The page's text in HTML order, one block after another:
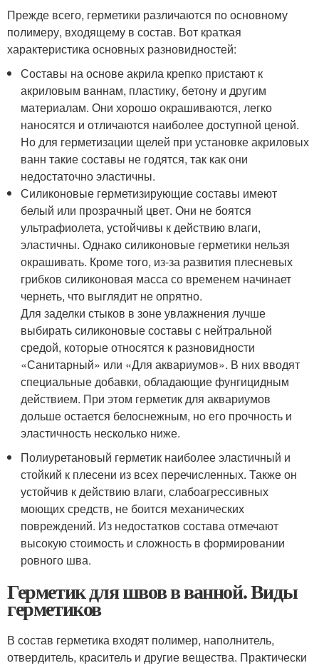
Прежде всего, герметики различаются по основному
полимеру, входящему в состав. Вот краткая
характеристика основных разновидностей:
Составы на основе акрила крепко пристают к
акриловым ваннам, пластику, бетону и другим
материалам. Они хорошо окрашиваются, легко
наносятся и отличаются наиболее доступной ценой.
Но для герметизации щелей при установке акриловых
ванн такие составы не годятся, так как они
недостаточно эластичны.
Силиконовые герметизирующие составы имеют
белый или прозрачный цвет. Они не боятся
ультрафиолета, устойчивы к действию влаги,
эластичны. Однако силиконовые герметики нельзя
окрашивать. Кроме того, из-за развития плесневых
грибков силиконовая масса со временем начинает
чернеть, что выглядит не опрятно.
Для заделки стыков в зоне увлажнения лучше
выбирать силиконовые составы с нейтральной
средой, которые относятся к разновидности
«Санитарный» или «Для аквариумов». В них вводят
специальные добавки, обладающие фунгицидным
действием. При этом герметик для аквариумов
дольше остается белоснежным, но его прочность и
эластичность несколько ниже.
Полиуретановый герметик наиболее эластичный и
стойкий к плесени из всех перечисленных. Также он
устойчив к действию влаги, слабоагрессивных
моющих средств, не боится механических
повреждений. Из недостатков состава отмечают
высокую стоимость и сложность в формировании
ровного шва.
Герметик для швов в ванной. Виды
герметиков
В состав герметика входят полимер, наполнитель,
отвердитель, краситель и другие вещества. Практически